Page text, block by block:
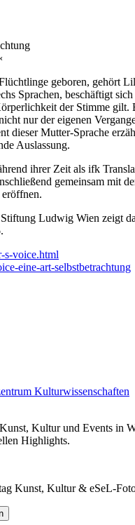
geboren, gehört
Sprachen, beschäftigt
der Stimme
nur der eigenen
dieser Mutter-Sprache
Auslassung.
ihrer Zeit als ifk
gemeinsam mit
Ludwig Wien zeigt
s-voice.html
eine-art-selbstbetrachtung
Kulturwissenschaften
Kultur und Events in
Highlights.
Kunst, Kultur & eSeL-